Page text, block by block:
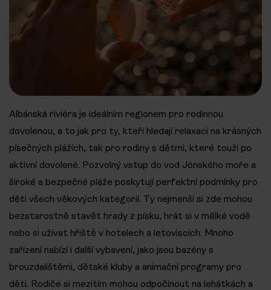
Albánská riviéra je ideálním regionem pro rodinnou
dovolenou, a to jak pro ty, kteří hledají relaxaci na krásných
písečných plážích, tak pro rodiny s dětmi, které touží po
aktivní dovolené. Pozvolný vstup do vod Jónského moře a
široké a bezpečné pláže poskytují perfektní podmínky pro
děti všech věkových kategorií. Ty nejmenší si zde mohou
bezstarostně stavět hrady z písku, hrát si v mělké vodě
nebo si užívat hřiště v hotelech a letoviscích. Mnoho
zařízení nabízí i další vybavení, jako jsou bazény s
brouzdalištěmi, dětské kluby a animační programy pro
děti. Rodiče si mezitím mohou odpočinout na lehátkách a